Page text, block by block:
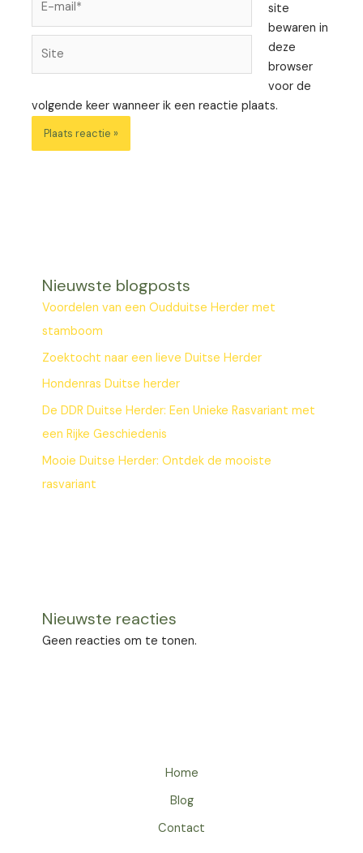
mail*
site
bewaren in
deze
browser
voor de
volgende keer wanneer ik een reactie plaats.
Nieuwste blogposts
Voordelen van een Oudduitse Herder met
stamboom
Zoektocht naar een lieve Duitse Herder
Hondenras Duitse herder
De DDR Duitse Herder: Een Unieke Rasvariant met
een Rijke Geschiedenis
Mooie Duitse Herder: Ontdek de mooiste
rasvariant
Nieuwste reacties
Geen reacties om te tonen.
Home
Blog
Contact